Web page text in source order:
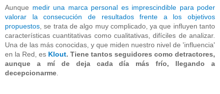
Aunque medir una marca personal es imprescindible para poder
valorar la consecución de resultados frente a los objetivos
propuestos, se trata de algo muy complicado, ya que influyen tanto
características cuantitativas como cualitativas, difíciles de analizar.
Una de las más conocidas, y que miden nuestro nivel de 'influencia'
en la Red, es Klout. Tiene tantos seguidores como detractores,
aunque a mí de deja cada día más frío, llegando a
decepcionarme.